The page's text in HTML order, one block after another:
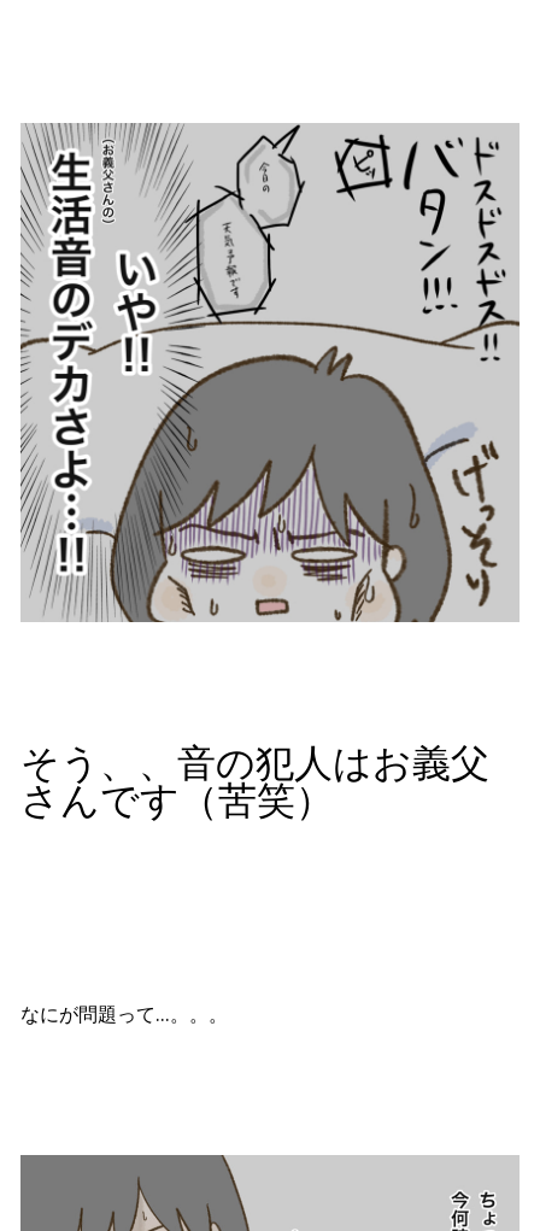
そう、、音の犯人はお義父
さんです（苦笑）
なにが問題って…。。。